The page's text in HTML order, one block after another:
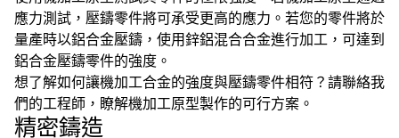
應力測試，壓鑄零件將可承受更高的應力。若您的零件將於
量產時以鋁合金壓鑄，使用鋅鋁混合合金進行加工，可達到
鋁合金壓鑄零件的強度。
想了解如何讓機加工合金的強度與壓鑄零件相符？請聯絡我
們的工程師，瞭解機加工原型製作的可行方案。
精密鑄造